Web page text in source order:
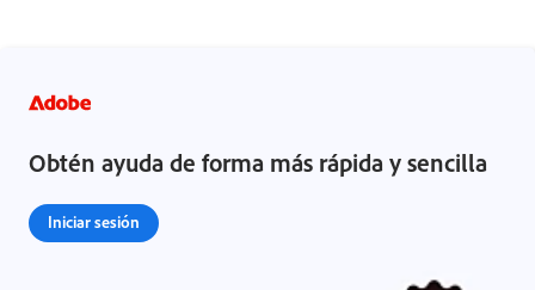
Obtén ayuda de forma más rápida y sencilla
Iniciar sesión